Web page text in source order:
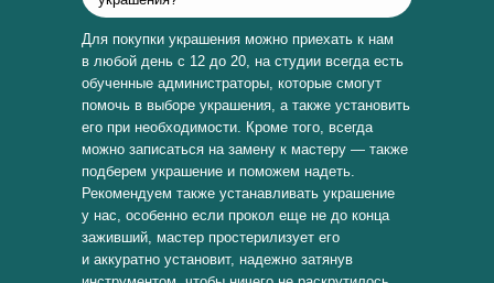
Для покупки украшения можно приехать к нам
в любой день с 12 до 20, на студии всегда есть
обученные администраторы, которые смогут
помочь в выборе украшения, а также установить
его при необходимости. Кроме того, всегда
можно записаться на замену к мастеру — также
подберем украшение и поможем надеть.
Рекомендуем также устанавливать украшение
у нас, особенно если прокол еще не до конца
заживший, мастер простерилизует его
и аккуратно установит, надежно затянув